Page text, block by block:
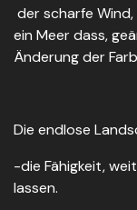
der scharfe
ein Meer dass,
Änderung der
Die endlose
-die Fähigkeit,
lassen.